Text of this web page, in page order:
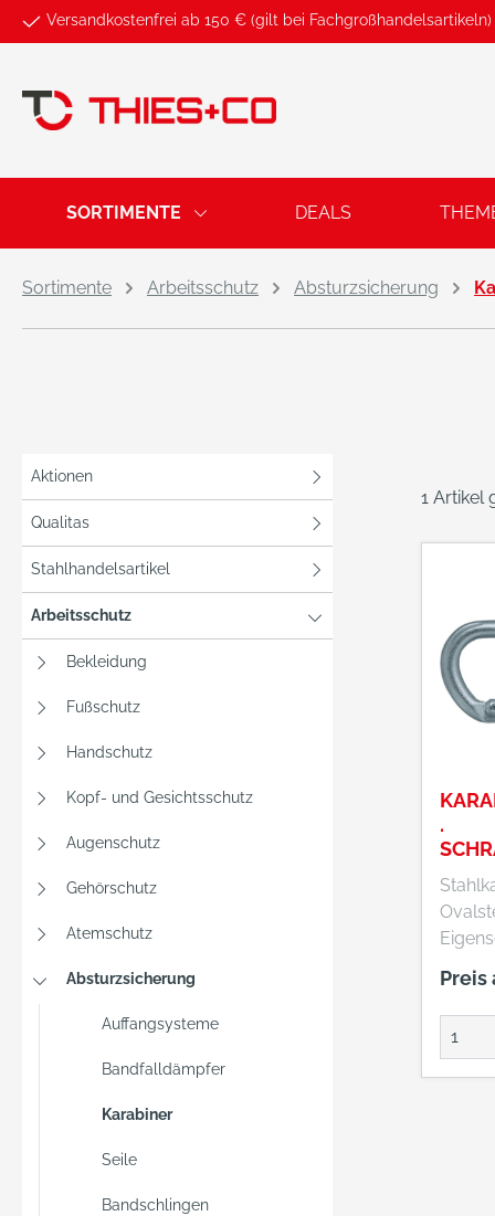
Zur Hauptnavigation springen
Versandkostenfrei ab 150 € (gilt bei Fachgroßhandelsartikeln)
SORTIMENTE DEALS
Sortimente Arbeitsschutz Absturzsicherung
Aktionen
Qualitas
Stahlhandelsartikel
Arbeitsschutz
Bekleidung
Fußschutz
Handschutz
Kopf- und Gesichtsschutz
Augenschutz
Gehörschutz
Atemschutz
Absturzsicherung
Auffangsysteme
Bandfalldämpfer
Karabiner
Seile
Bandschlingen
1 Artikel
.
den
Seilrollen
Preis